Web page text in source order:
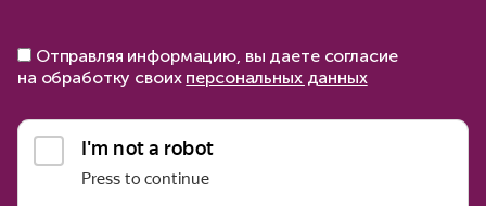
Отправляя информацию, вы даете согласие
на обработку своих персональных данных